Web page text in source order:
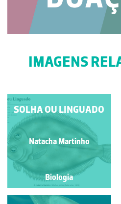
IMAGENS
PALOMENA PRASINA
Manuela Lopes
Biologia
SOLHA OU LINGUADO
Natacha Martinho
Biologia